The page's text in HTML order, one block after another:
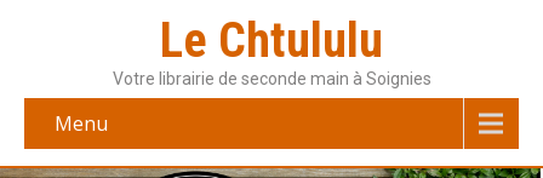
Le Chtululu
Votre librairie de seconde main à Soignies
Menu